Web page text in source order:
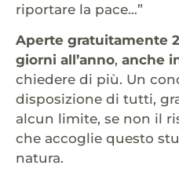
riportare la pace…”
Aperte gratuitamente
giorni all’anno, anche
chiedere di più. Un
disposizione di tutti,
alcun limite, se non il
che accoglie questo
natura.